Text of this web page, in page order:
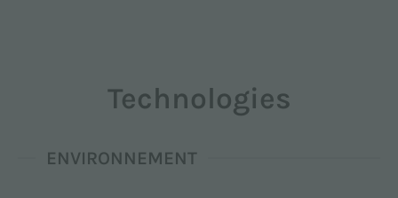
Technologies
ENVIRONNEMENT